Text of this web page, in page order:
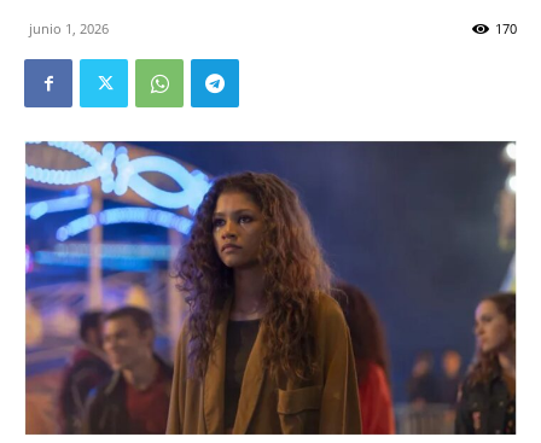
junio 1, 2026 170